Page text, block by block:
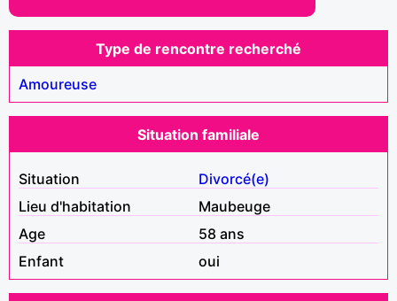
Type de rencontre recherché
Amoureuse
Situation familiale
Situation
Divorcé(e)
Lieu d'habitation
Maubeuge
Age
58 ans
Enfant
oui